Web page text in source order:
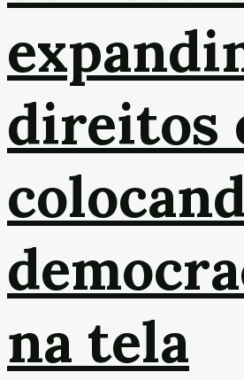
direitos
na tela